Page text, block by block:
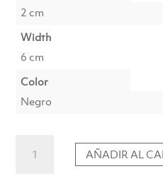
2 cm
Width
6 cm
Color
Negro
AÑADIR AL